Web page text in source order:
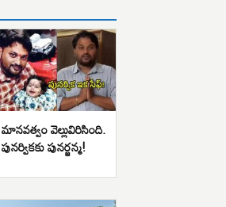
మానవత్వం వెల్లువిరిసింది.
పునర్వికకు పునర్జన్మ!